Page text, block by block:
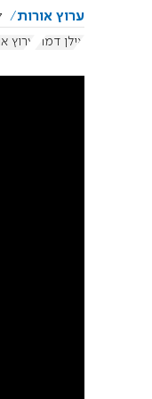
ערוץ אורות
אילן דמרי
ערוץ